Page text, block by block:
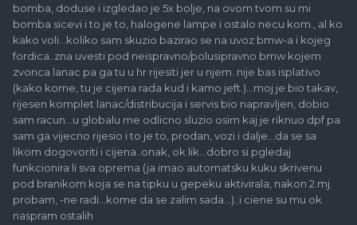
Poslano sa mog SM-G930F koristeći Tapatalk
bomba, doduse i izgledao je 5x bolje, na ovom tvom su mi
bomba sicevi i to je to, halogene lampe i ostalo necu kom., al ko
kako voli...koliko sam skuzio bazirao se na uvoz bmw-a i kojeg
fordica..zna uvesti pod neispravno/polusipravno bmw kojem
zvonca lanac pa ga tu u hr rijesiti jer u njem. nije bas isplativo
(kako kome, tu je cijena rada kud i kamo jeft.)...moj je bio takav,
rijesen komplet lanac/distribucija i servis bio napravljen, dobio
sam racun...u globalu me odlicno sluzio osim kaj je riknuo dpf pa
sam ga vijecno rijesio i to je to, prodan, vozi i dalje...da se sa
likom dogovoriti i cijena..onak, ok lik...dobro si pgledaj
funkcionira li sva oprema (ja imao automatsku kuku skrivenu
pod branikom koja se na tipku u gepeku aktivirala, nakon 2.mj.
probam, -ne radi...kome da se zalim sada...)..i ciene su mu ok
naspram ostalih